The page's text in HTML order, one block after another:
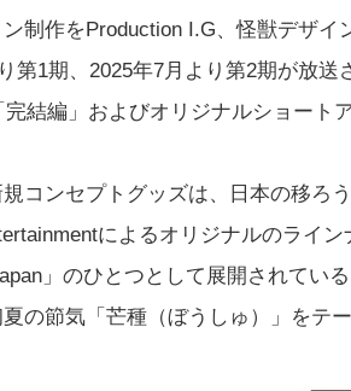
制作をProduction I.G、怪獣デザ
第1期、2025年7月より第2期が放
完結編」およびオリジナルショート
コンセプトグッズは、日本の移ろ
によるオリジナルのライ
」のひとつとして展開されてい
の節気「芒種（ぼうしゅ）」をテー